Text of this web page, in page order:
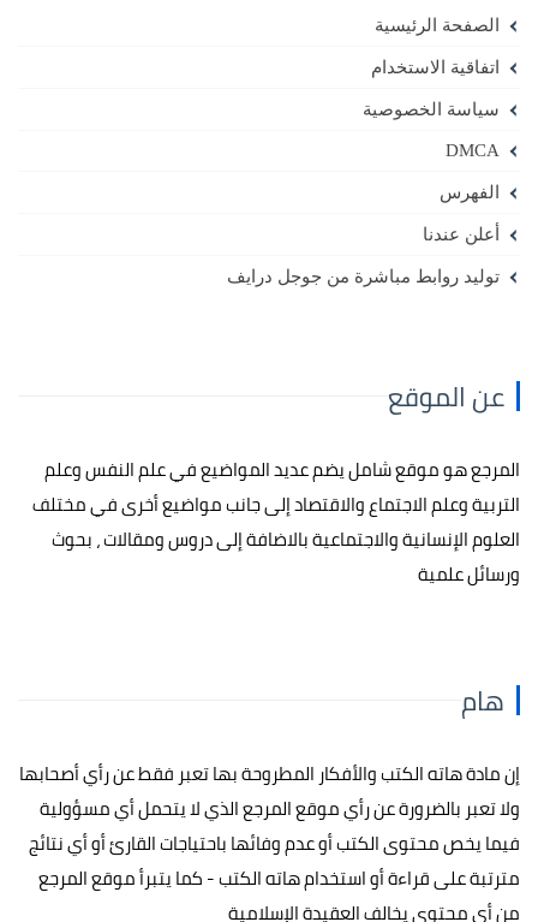
الصفحة الرئيسية
اتفاقية الاستخدام
سياسة الخصوصية
DMCA
الفهرس
أعلن عندنا
توليد روابط مباشرة من جوجل درايف
عن الموقع
المرجع هو موقع شامل يضم عديد المواضيع في علم النفس وعلم
التربية وعلم الاجتماع والاقتصاد إلى جانب مواضيع أخرى في مختلف
العلوم الإنسانية والاجتماعية بالاضافة إلى دروس ومقالات ، بحوث
ورسائل علمية
هام
إن مادة هاته الكتب والأفكار المطروحة بها تعبر فقط عن رأي أصحابها
ولا تعبر بالضرورة عن رأي موقع المرجع الذي لا يتحمل أي مسؤولية
فيما يخص محتوى الكتب أو عدم وفائها باحتياجات القارئ أو أي نتائج
مترتبة على قراءة أو استخدام هاته الكتب - كما يتبرأ موقع المرجع
من أي محتوى يخالف العقيدة الإسلامية